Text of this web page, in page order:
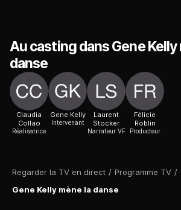
Regarder la TV en direct / Programme TV /
Gene Kelly mène la danse
Au casting dans Gene Kelly
danse
Claudia
Collao
Réalisatrice
Gene Kelly
Intervenant
Laurent
Stocker
Narrateur VF
Félicie
Roblin
Producteur